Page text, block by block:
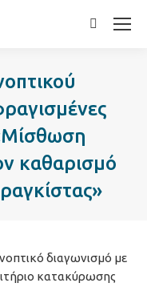
Search:
καθαρισμό
διαγωνισμό με
κατακύρωσης